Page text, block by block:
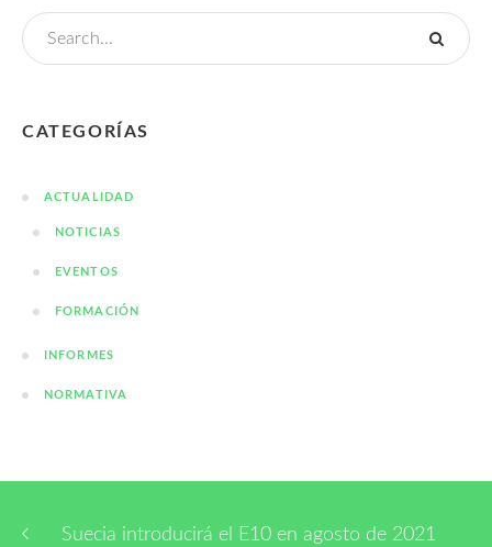
CATEGORÍAS
ACTUALIDAD
NOTICIAS
EVENTOS
FORMACIÓN
INFORMES
NORMATIVA
Suecia introducirá el E10 en agosto de 2021